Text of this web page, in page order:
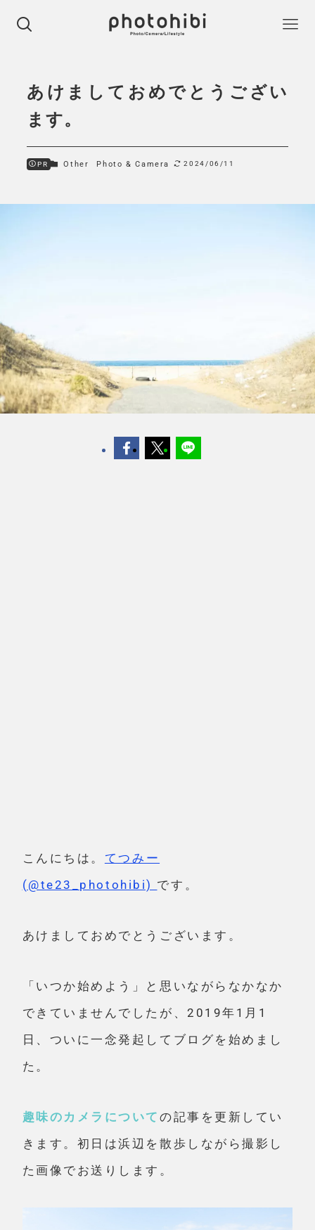
あけましておめでとうござい
ます。
PR Other Photo & Camera 2024/06/11
こんにちは。 てつみー
(@te23_photohibi) です。
あけましておめでとうございます。
「いつか始めよう」と思いながらなかなか
できていませんでしたが、2019年1月1
日、ついに一念発起してブログを始めまし
た。
趣味のカメラについての記事を更新してい
きます。初日は浜辺を散歩しながら撮影し
た画像でお送りします。